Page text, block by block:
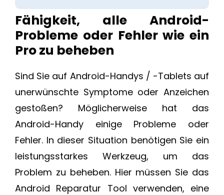
Fähigkeit, alle Android-
Probleme oder Fehler wie ein
Pro zu beheben
Sind Sie auf Android-Handys / -Tablets auf
unerwünschte Symptome oder Anzeichen
gestoßen? Möglicherweise hat das
Android-Handy einige Probleme oder
Fehler. In dieser Situation benötigen Sie ein
leistungsstarkes Werkzeug, um das
Problem zu beheben. Hier müssen Sie das
Android Reparatur Tool verwenden, eine